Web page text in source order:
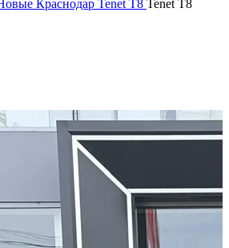
Краснодар Tenet T8 Tenet T8